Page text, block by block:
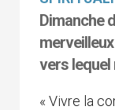
Dimanche
vers lequel
« Vivre la